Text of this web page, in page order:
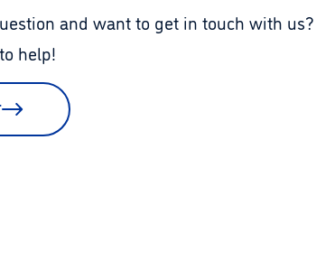
and want to get in touch with us?
help!